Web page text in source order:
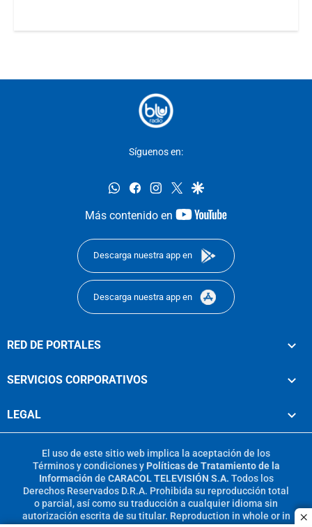
Síguenos en:
whatsappfacebookinstagram
twittergoogle
Más contenido en
youtube-
Descarga nuestra app en
Descarga nuestra app en
RED DE PORTALES
SERVICIOS CORPORATIVOS
LEGAL
El uso de este sitio web implica la aceptación de los
Términos y condicionesy Políticas de Tratamiento de la
Información de CARACOL TELEVISIÓN S.A. Todos los
Derechos Reservados D.R.A. Prohibida su reproducción total
o parcial, así como su traducción a cualquier idioma sin
autorización escrita de su titular. Reproduction in whole or in